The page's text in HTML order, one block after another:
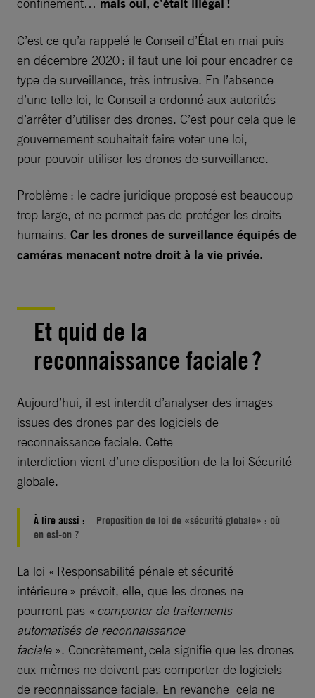
confinement… mais oui, c’était illégal !
C’est ce qu’a rappelé le Conseil d’État en mai puis
en décembre 2020 : il faut une loi pour encadrer ce
type de surveillance, très intrusive. En l’absence
d’une telle loi, le Conseil a ordonné aux autorités
d’arrêter d’utiliser des drones. C’est pour cela que le
gouvernement souhaitait faire voter une loi,
pour pouvoir utiliser les drones de surveillance.
Problème : le cadre juridique proposé est beaucoup
trop large, et ne permet pas de protéger les droits
humains. Car les drones de surveillance équipés de
caméras menacent notre droit à la vie privée.
Et quid de la
reconnaissance faciale ?
Aujourd’hui, il est interdit d’analyser des images
issues des drones par des logiciels de
reconnaissance faciale. Cette
interdiction vient d’une disposition de la loi Sécurité
globale.
À lire aussi :
Proposition de loi de «sécurité globale» : où
en est-on ?
La loi « Responsabilité pénale et sécurité
intérieure » prévoit, elle, que les drones ne
pourront pas « comporter de traitements
automatisés de reconnaissance
faciale ». Concrètement, cela signifie que les drones
eux-mêmes ne doivent pas comporter de logiciels
de reconnaissance faciale. En revanche cela ne